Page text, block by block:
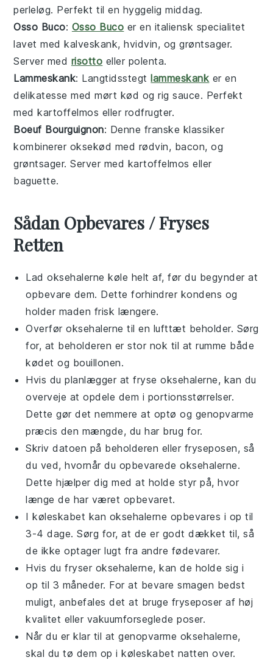
perleløg. Perfekt til en hyggelig middag.
Osso Buco: Osso Buco er en italiensk specialitet
lavet medkalveskank,hvidvin, oggrøntsager.
Server med risotto eller polenta.
Lammeskank: Langtidsstegtlammeskank er en
delikatesse medmørt kød ogrig sauce. Perfekt
medkartoffelmos eller rodfrugter.
Boeuf Bourguignon: Denne franske klassiker
kombinerer oksekød med rødvin, bacon, og
grøntsager. Server med kartoffelmos eller
baguette.
Sådan Opbevares / Fryses
Retten
Ladoksehalerne køle helt af, før du begynder at
opbevare dem. Dette forhindrer kondens og
holder maden frisk længere.
Overføroksehalerne til en lufttæt beholder. Sørg
for, at beholderen er stor nok til at rumme både
kødet og bouillonen.
Hvis du planlægger at fryseoksehalerne, kan du
overveje at opdele dem i portionsstørrelser.
Dette gør det nemmere at optø og genopvarme
præcis den mængde, du har brug for.
Skriv datoen på beholderen eller fryseposen, så
du ved, hvornår du opbevaredeoksehalerne.
Dette hjælper dig med at holde styr på, hvor
længe de har været opbevaret.
I køleskabet kan oksehalerne opbevares i op til
3-4 dage. Sørg for, at de er godt dækket til, så
de ikke optager lugt fra andre fødevarer.
Hvis du fryser oksehalerne, kan de holde sig i
op til 3 måneder. For at bevare smagen bedst
muligt, anbefales det at bruge fryseposer af høj
kvalitet eller vakuumforseglede poser.
Når du er klar til at genopvarme oksehalerne,
skal du tø dem op i køleskabet natten over.